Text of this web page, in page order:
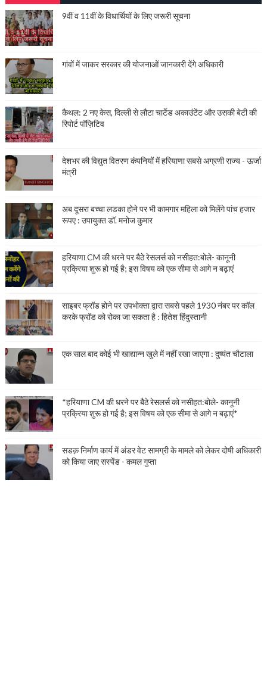
9वीं व 11वीं के विधार्थियों के लिए जरूरी सूचना
गांवों में जाकर सरकार की योजनाओं जानकारी देंगे अधिकारी
कैथल: 2 नए केस, दिल्ली से लौटा चार्टेड अकाउंटेंट और उसकी बेटी की
रिपोर्ट पॉज़िटिव
देशभर की विद्युत वितरण कंपनियों में हरियाणा सबसे अग्रणी राज्य - ऊर्जा
मंत्री
अब दूसरा बच्चा लडका होने पर भी कामगार महिला को मिलेंगे पांच हजार
रूपए : उपायुक्त डॉ. मनोज कुमार
हरियाणा CM की धरने पर बैठे रेसलर्स को नसीहत:बोले- कानूनी
प्रक्रिया शुरू हो गई है; इस विषय को एक सीमा से आगे न बढ़ाएं
साइबर फ्रॉड होने पर उपभोक्ता द्वारा सबसे पहले 1930 नंबर पर कॉल
करके फ्रॉड को रोका जा सकता है : हितेश हिंदुस्तानी
एक साल बाद कोई भी खाद्यान्न खुले में नहीं रखा जाएगा : दुष्यंत चौटाला
*हरियाणा CM की धरने पर बैठे रेसलर्स को नसीहत:बोले- कानूनी
प्रक्रिया शुरू हो गई है; इस विषय को एक सीमा से आगे न बढ़ाएं*
सडक़ निर्माण कार्य में अंडर वेट सामग्री के मामले को लेकर दोषी अधिकारी
को किया जाए सस्पेंड - कमल गुप्ता